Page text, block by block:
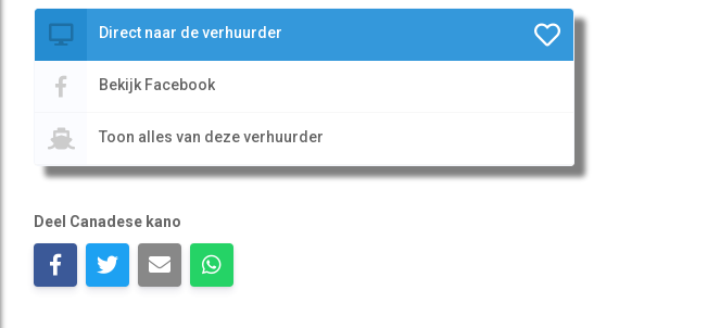
Direct naar de verhuurder
Bekijk Facebook
Toon alles van deze verhuurder
Deel Canadese kano